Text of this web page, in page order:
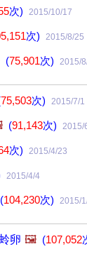
次) 2015/10/17
次) 2015/8/25
(75,901次) 2015/
75,503次) 2015/7/1
(91,143次) 2015/
次) 2015/4/23
2015/4/4
(104,230次) 2015/
卵 🖼️ (107,052